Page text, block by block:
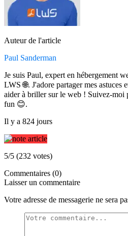
Auteur de l'article
Paul Sanderman
Je suis Paul, expert en hébergement
LWS 🌐. J'adore partager mes astuces
aider à briller sur le web ! Suivez-moi
fun 😊.
Il y a 824 jours
5/5 (232 votes)
Commentaires (0)
Laisser un commentaire
Votre adresse de messagerie ne sera